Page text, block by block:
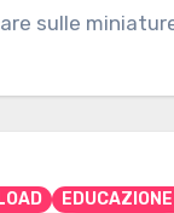
sulle